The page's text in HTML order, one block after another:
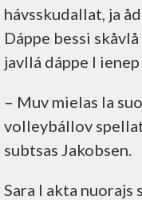
hávsskudallat, ja
Dáppe bessi
javllá dáppe l
– Muv mielas la
volleybállov
subtsas Jakobsen.
Sara l akta nuorajs